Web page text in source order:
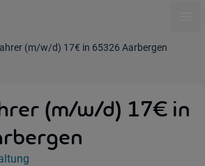
(m/w/d) 17€ in 65326 Aarbergen
(m/w/d) 17€ in